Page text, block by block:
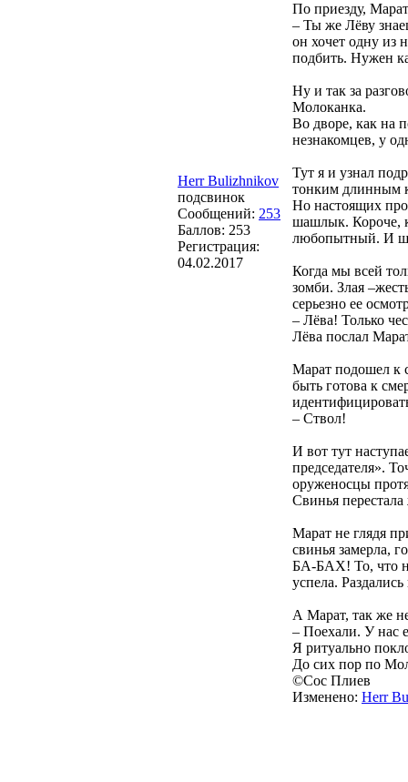
Herr Bulizhnikov
подсвинок
Сообщений: 253
Баллов: 253
Регистрация:
04.02.2017
По приезду,
– Ты же Лёву
он хочет одну из
подбить. Нужен
Ну и так за
Молоканка.
Во дворе, как на
незнакомцев, у
Тут я и узнал
тонким длинным
Но настоящих
шашлык. Короче,
любопытный. И
Когда мы всей
зомби. Злая
серьезно ее
– Лёва! Только
Лёва послал
Марат подошел к
быть готова к
– Ствол!
И вот тут
председателя».
оруженосцы
Свинья
Марат не глядя
свинья замерла,
БА-БАХ! То, что
успела.
А Марат, так же
– Поехали. У нас
Я ритуально
До сих пор по
©Сос Плиев
Изменено: Herr